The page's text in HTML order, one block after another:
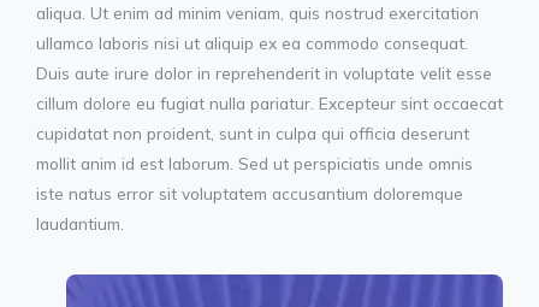
aliqua. Ut enim ad minim veniam, quis nostrud exercitation
ullamco laboris nisi ut aliquip ex ea commodo consequat.
Duis aute irure dolor in reprehenderit in voluptate velit esse
cillum dolore eu fugiat nulla pariatur. Excepteur sint occaecat
cupidatat non proident, sunt in culpa qui officia deserunt
mollit anim id est laborum. Sed ut perspiciatis unde omnis
iste natus error sit voluptatem accusantium doloremque
laudantium.